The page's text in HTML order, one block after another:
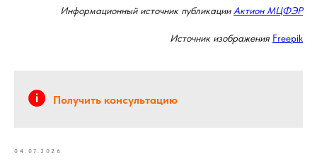
Информационный источник публикации Актион МЦФЭР
Источник изображения Freepik
Получить консультацию
04.07.2026